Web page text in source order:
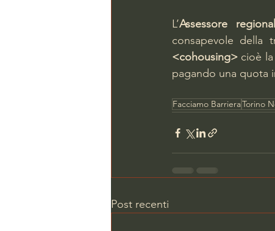
L’Assessore
<cohousing> cioè
pagando una quota
Facciamo BarrieraTorino
Post recenti